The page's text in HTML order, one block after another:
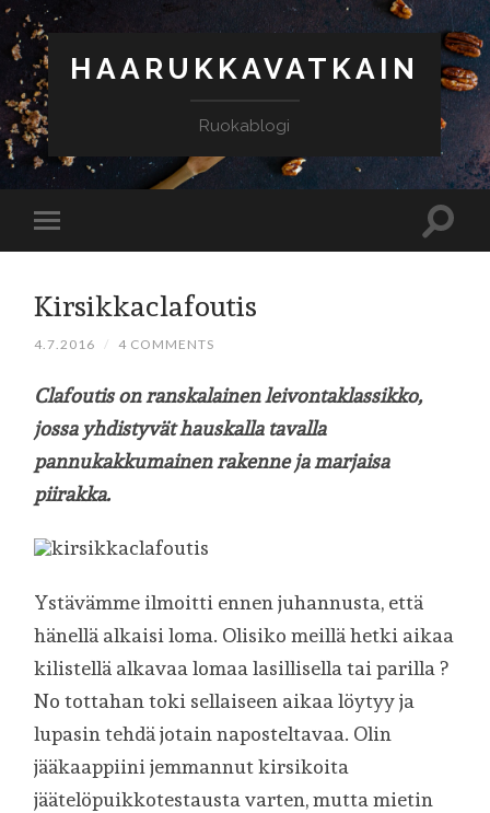
HAARUKKAVATKAIN
Ruokablogi
Kirsikkaclafoutis
4.7.2016 / 4 COMMENTS
Clafoutis on ranskalainen leivontaklassikko,
jossa yhdistyvät hauskalla tavalla
pannukakkumainen rakenne ja marjaisa
piirakka.
Ystävämme ilmoitti ennen juhannusta, että
hänellä alkaisi loma. Olisiko meillä hetki aikaa
kilistellä alkavaa lomaa lasillisella tai parilla ?
No tottahan toki sellaiseen aikaa löytyy ja
lupasin tehdä jotain naposteltavaa. Olin
jääkaappiini jemmannut kirsikoita
jäätelöpuikkotestausta varten, mutta mietin